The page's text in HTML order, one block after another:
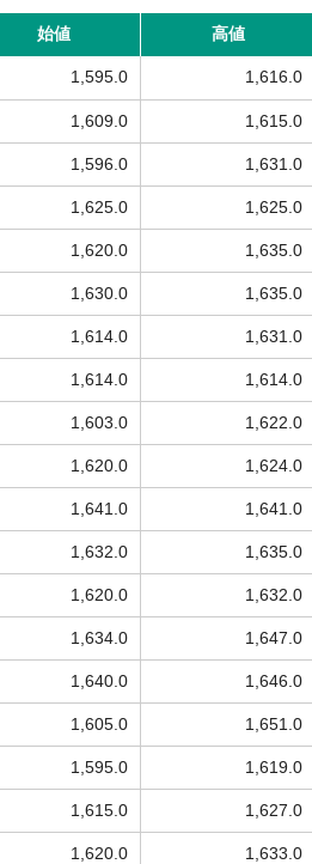
始値 高値
1,595.0 1,616.0
1,609.0 1,615.0
1,596.0 1,631.0
1,625.0 1,625.0
1,620.0 1,635.0
1,630.0 1,635.0
1,614.0 1,631.0
1,614.0 1,614.0
1,603.0 1,622.0
1,620.0 1,624.0
1,641.0 1,641.0
1,632.0 1,635.0
1,620.0 1,632.0
1,634.0 1,647.0
1,640.0 1,646.0
1,605.0 1,651.0
1,595.0 1,619.0
1,615.0 1,627.0
1,620.0 1,633.0